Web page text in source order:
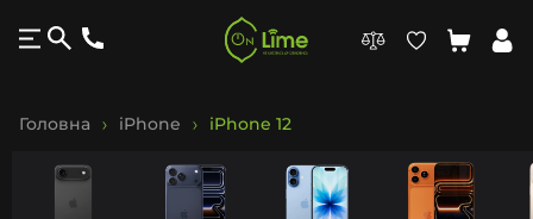
Головна iPhone iPhone 12